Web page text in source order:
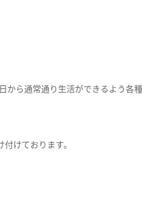
ら通常通り生活ができるよう各
けております。